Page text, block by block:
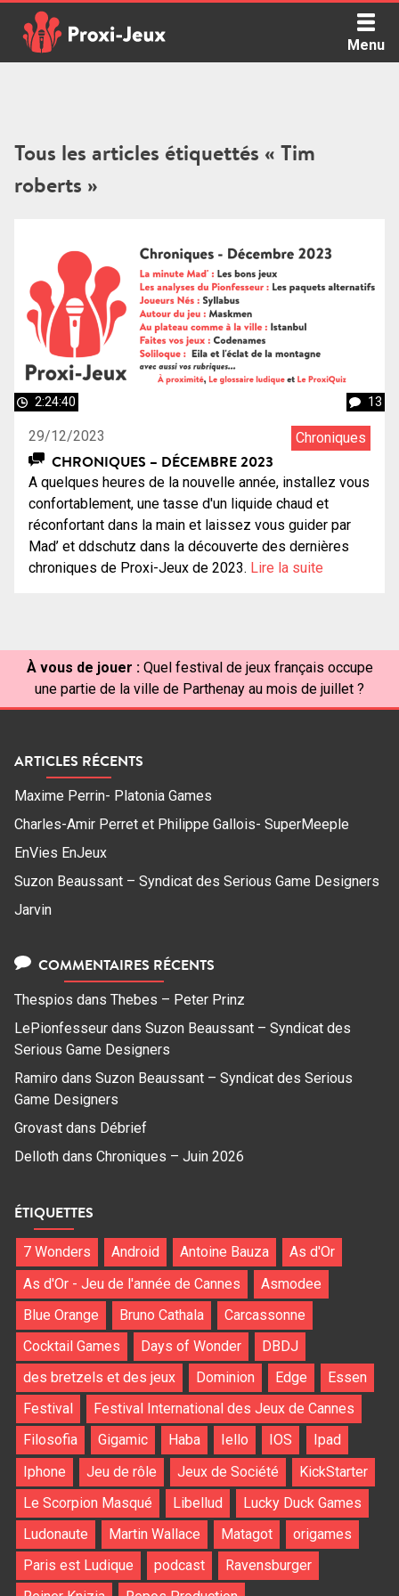
content
Menu
Tous les articles étiquettés « Tim
roberts »
2:24:40 13
29/12/2023 Chroniques
CHRONIQUES – DÉCEMBRE 2023
A quelques heures de la nouvelle année, installez vous
confortablement, une tasse d'un liquide chaud et
réconfortant dans la main et laissez vous guider par
Mad’ et ddschutz dans la découverte des dernières
chroniques de Proxi-Jeux de 2023. Lire la suite
À vous de jouer : Quel festival de jeux français occupe
une partie de la ville de Parthenay au mois de juillet ?
ARTICLES RÉCENTS
Maxime Perrin- Platonia Games
Charles-Amir Perret et Philippe Gallois- SuperMeeple
EnVies EnJeux
Suzon Beaussant – Syndicat des Serious Game Designers
Jarvin
COMMENTAIRES RÉCENTS
Thespios dans Thebes – Peter Prinz
LePionfesseur dans Suzon Beaussant – Syndicat des
Serious Game Designers
Ramiro dans Suzon Beaussant – Syndicat des Serious
Game Designers
Grovast dans Débrief
Delloth dans Chroniques – Juin 2026
ÉTIQUETTES
7 Wonders Android Antoine Bauza
As d'Or
As d'Or - Jeu de l'année de Cannes
Asmodee
Blue Orange
Bruno Cathala
Carcassonne
Cocktail Games
Days of Wonder
DBDJ
des bretzels et des jeux
Dominion Edge
Essen
Festival
Festival International des Jeux de Cannes
Filosofia
Gigamic Haba Iello IOS
Ipad
Iphone
Jeu de rôle Jeux de Société
KickStarter
Le Scorpion Masqué
Libellud
Lucky Duck Games
Ludonaute
Martin Wallace Matagot
origames
Paris est Ludique
podcast
Ravensburger